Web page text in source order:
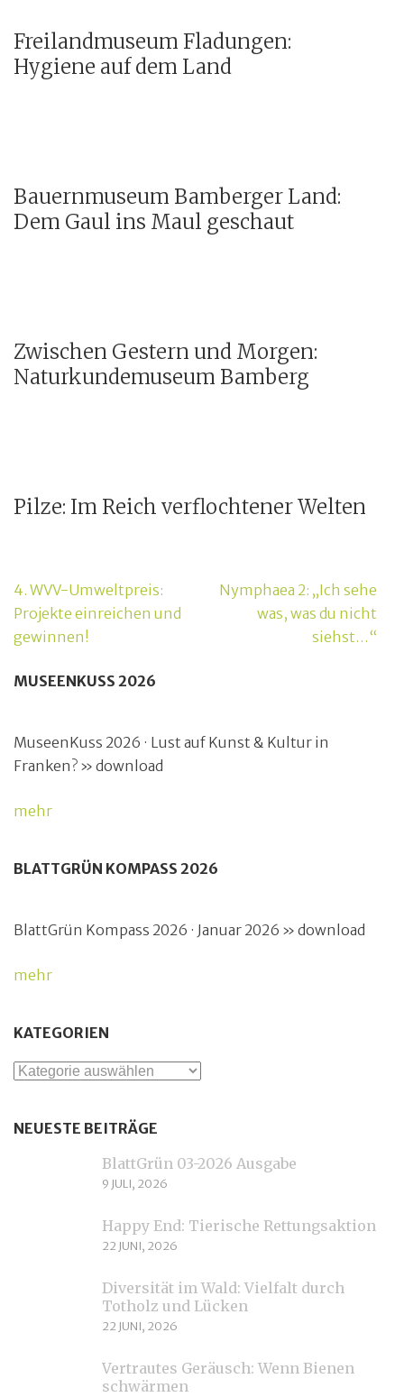
Freilandmuseum Fladungen:
Hygiene auf dem Land
Bauernmuseum Bamberger Land:
Dem Gaul ins Maul geschaut
Zwischen Gestern und Morgen:
Naturkundemuseum Bamberg
Pilze: Im Reich verflochtener Welten
Beitragsnavigation
4. WVV-Umweltpreis:
Projekte einreichen und
gewinnen!
Nymphaea 2: „Ich sehe
was, was du nicht
siehst…“
MUSEENKUSS 2026
MuseenKuss 2026 · Lust auf Kunst & Kultur in
Franken? » download
mehr
BLATTGRÜN KOMPASS 2026
BlattGrün Kompass 2026 · Januar 2026 » download
mehr
KATEGORIEN
Kategorien
NEUESTE BEITRÄGE
BlattGrün 03-2026 Ausgabe
9 JULI, 2026
Happy End: Tierische Rettungsaktion
22 JUNI, 2026
Diversität im Wald: Vielfalt durch
Totholz und Lücken
22 JUNI, 2026
Vertrautes Geräusch: Wenn Bienen
schwärmen